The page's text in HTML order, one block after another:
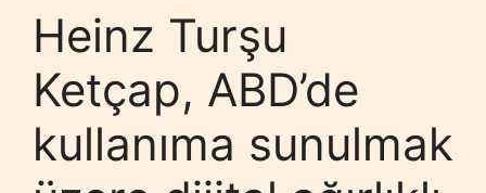
Heinz Turşu
Ketçap, ABD’de
kullanıma sunulmak